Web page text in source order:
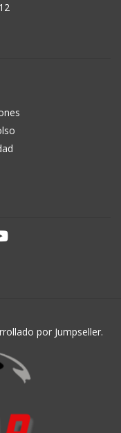
por Jumpseller.